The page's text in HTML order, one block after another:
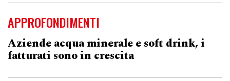
APPROFONDIMENTI
Aziende acqua minerale e soft drink, i
fatturati sono in crescita